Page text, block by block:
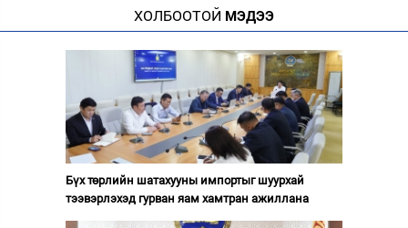
ХОЛБООТОЙ МЭДЭЭ
Бүх төрлийн шатахууны импортыг шуурхай
тээвэрлэхэд гурван яам хамтран ажиллана